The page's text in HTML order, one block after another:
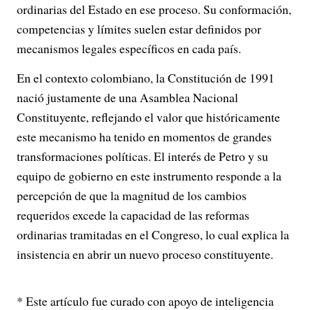
ordinarias del Estado en ese proceso. Su conformación,
competencias y límites suelen estar definidos por
mecanismos legales específicos en cada país.
En el contexto colombiano, la Constitución de 1991
nació justamente de una Asamblea Nacional
Constituyente, reflejando el valor que históricamente
este mecanismo ha tenido en momentos de grandes
transformaciones políticas. El interés de Petro y su
equipo de gobierno en este instrumento responde a la
percepción de que la magnitud de los cambios
requeridos excede la capacidad de las reformas
ordinarias tramitadas en el Congreso, lo cual explica la
insistencia en abrir un nuevo proceso constituyente.
* Este artículo fue curado con apoyo de inteligencia